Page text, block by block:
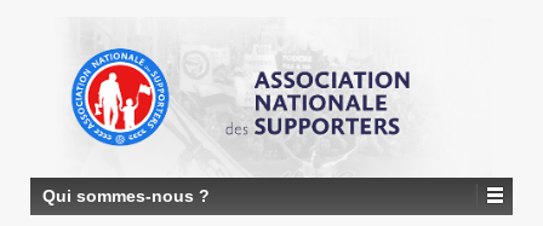
CONTENU
PRINCIPAL
Qui sommes-nous ?